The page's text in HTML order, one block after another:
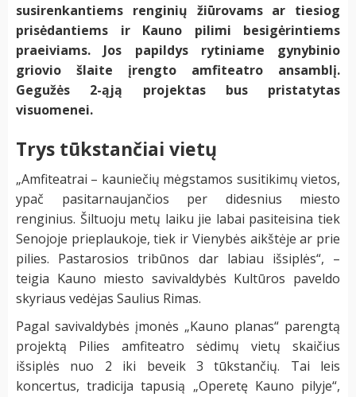
susirenkantiems renginių žiūrovams ar tiesiog
prisėdantiems ir Kauno pilimi besigėrintiems
praeiviams. Jos papildys rytiniame gynybinio
griovio šlaite įrengto amfiteatro ansamblį.
Gegužės 2-ąją projektas bus pristatytas
visuomenei.
Trys tūkstančiai vietų
„Amfiteatrai – kauniečių mėgstamos susitikimų vietos,
ypač pasitarnaujančios per didesnius miesto
renginius. Šiltuoju metų laiku jie labai pasiteisina tiek
Senojoje prieplaukoje, tiek ir Vienybės aikštėje ar prie
pilies. Pastarosios tribūnos dar labiau išsiplės“, –
teigia Kauno miesto savivaldybės Kultūros paveldo
skyriaus vedėjas Saulius Rimas.
Pagal savivaldybės įmonės „Kauno planas“ parengtą
projektą Pilies amfiteatro sėdimų vietų skaičius
išsiplės nuo 2 iki beveik 3 tūkstančių. Tai leis
koncertus, tradicija tapusią „Operetę Kauno pilyje“,